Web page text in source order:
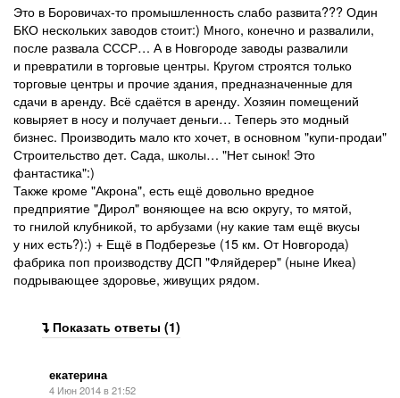
Это в Боровичах-то промышленность слабо развита??? Один
БКО нескольких заводов стоит:) Много, конечно и развалили,
после развала СССР… А в Новгороде заводы развалили
и превратили в торговые центры. Кругом строятся только
торговые центры и прочие здания, предназначенные для
сдачи в аренду. Всё сдаётся в аренду. Хозяин помещений
ковыряет в носу и получает деньги… Теперь это модный
бизнес. Производить мало кто хочет, в основном "купи-продаи"
Строительство дет. Сада, школы… "Нет сынок! Это
фантастика":)
Также кроме "Акрона", есть ещё довольно вредное
предприятие "Дирол" воняющее на всю округу, то мятой,
то гнилой клубникой, то арбузами (ну какие там ещё вкусы
у них есть?):) + Ещё в Подберезье (15 км. От Новгорода)
фабрика поп производству ДСП "Фляйдерер" (ныне Икеа)
подрывающее здоровье, живущих рядом.
Показать ответы (1)
екатерина
4 Июн 2014 в 21:52